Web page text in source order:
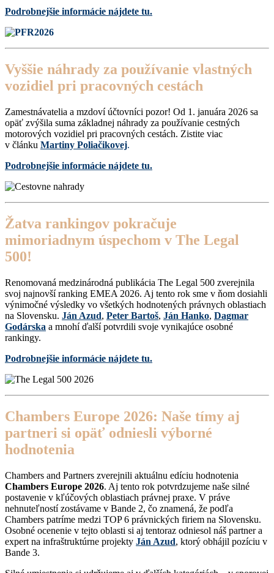
Podrobnejšie informácie nájdete tu.
Vyššie náhrady za používanie vlastných
vozidiel pri pracovných cestách
Zamestnávatelia a mzdoví účtovníci pozor! Od 1. januára 2026 sa
opäť zvýšila suma základnej náhrady za používanie cestných
motorových vozidiel pri pracovných cestách. Zistite viac
v článku Martiny Poliačikovej.
Podrobnejšie informácie nájdete tu.
Žatva rankingov pokračuje
mimoriadnym úspechom v The Legal
500!
Renomovaná medzinárodná publikácia The Legal 500 zverejnila
svoj najnovší ranking EMEA 2026. Aj tento rok sme v ňom dosiahli
výnimočné výsledky vo všetkých hodnotených právnych oblastiach
na Slovensku. Ján Azud, Peter Bartoš, Ján Hanko, Dagmar
Godárska a mnohí ďalší potvrdili svoje vynikajúce osobné
rankingy.
Podrobnejšie informácie nájdete tu.
Chambers Europe 2026: Naše tímy aj
partneri si opäť odniesli výborné
hodnotenia
Chambers and Partners zverejnili aktuálnu edíciu hodnotenia
Chambers Europe 2026. Aj tento rok potvrdzujeme naše silné
postavenie v kľúčových oblastiach právnej praxe. V práve
nehnuteľností zostávame v Bande 2, čo znamená, že podľa
Chambers patríme medzi TOP 6 právnických firiem na Slovensku.
Osobné ocenenie v tejto oblasti si aj tentoraz odniesol náš partner a
expert na infraštruktúrne projekty Ján Azud, ktorý obhájil pozíciu v
Bande 3.